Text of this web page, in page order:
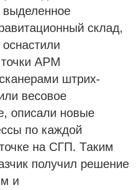
выделенное
склад,
АРМ
штрих-
весовое
описали новые
по каждой
на СГП. Таким
получил решение
и